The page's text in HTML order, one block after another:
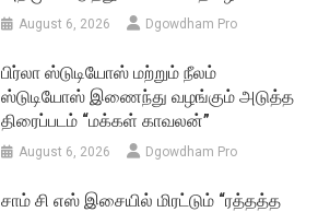
August 6, 2026 Dgowdham Pro
பிர்லா ஸ்டுடியோஸ் மற்றும் நீலம்
ஸ்டுடியோஸ் இணைந்து வழங்கும் அடுத்த
திரைப்படம் “மக்கள் காவலன்”
August 6, 2026 Dgowdham Pro
சாம் சி எஸ் இசையில் மிரட்டும் “ரத்தத்த